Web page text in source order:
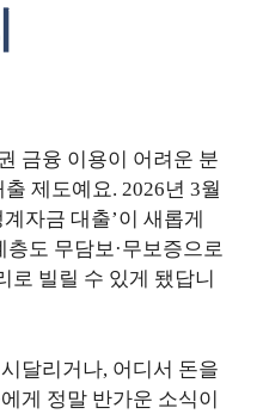
금융 이용이 어려운 분
제도예요. 2026년 3월
자금 대출’이 새롭게
층도 무담보·무보증으로
로 빌릴 수 있게 됐답니
달리거나, 어디서 돈을
게 정말 반가운 소식이